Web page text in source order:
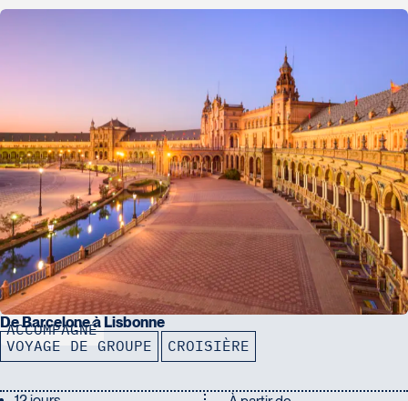
ACCOMPAGNÉ
De Barcelone à Lisbonne
VOYAGE DE GROUPE CROISIÈRE